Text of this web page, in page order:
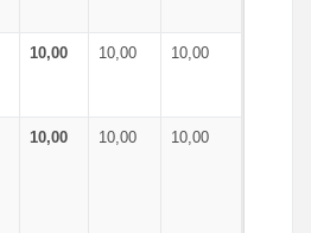
10,00 10,00 10,00
10,00 10,00 10,00